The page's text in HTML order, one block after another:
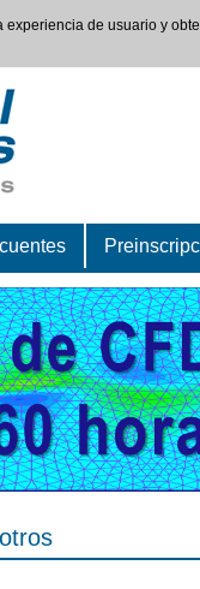
experiencia de usuario y